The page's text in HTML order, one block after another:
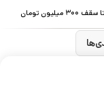
تومان